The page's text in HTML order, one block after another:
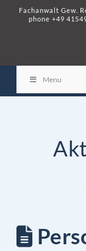
Fachanwalt Gew.
phone+49
Menu